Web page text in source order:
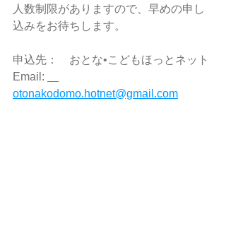
人数制限がありますので、早めの申し
込みをお待ちします。
申込先：　おとな•こどもほっとネット
Email:
otonakodomo.hotnet@gmail.com